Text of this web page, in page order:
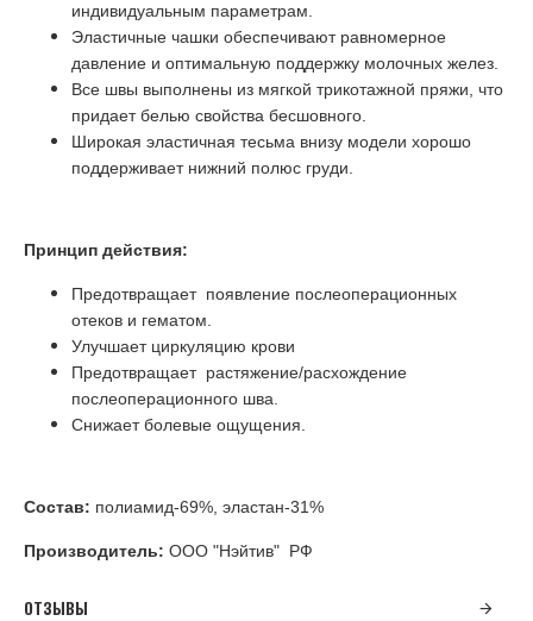
индивидуальным параметрам.
Эластичные чашки обеспечивают равномерное
давление и оптимальную поддержку молочных желез.
Все швы выполнены из мягкой трикотажной пряжи, что
придает белью свойства бесшовного.
Широкая эластичная тесьма внизу модели хорошо
поддерживает нижний полюс груди.
Принцип действия:
Предотвращает появление послеоперационных
отеков и гематом.
Улучшает циркуляцию крови
Предотвращает растяжение/расхождение
послеоперационного шва.
Снижает болевые ощущения.
Состав: полиамид-69%, эластан-31%
Производитель: ООО "Нэйтив" РФ
ОТЗЫВЫ